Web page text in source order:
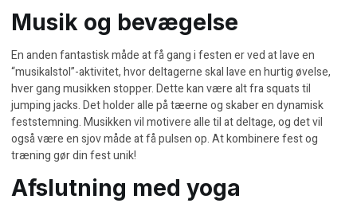
Musik og bevægelse
En anden fantastisk måde at få gang i festen er ved at lave en
“musikalstol”-aktivitet, hvor deltagerne skal lave en hurtig øvelse,
hver gang musikken stopper. Dette kan være alt fra squats til
jumping jacks. Det holder alle på tæerne og skaber en dynamisk
feststemning. Musikken vil motivere alle til at deltage, og det vil
også være en sjov måde at få pulsen op. At kombinerefest og
træninggør din fest unik!
Afslutning med yoga